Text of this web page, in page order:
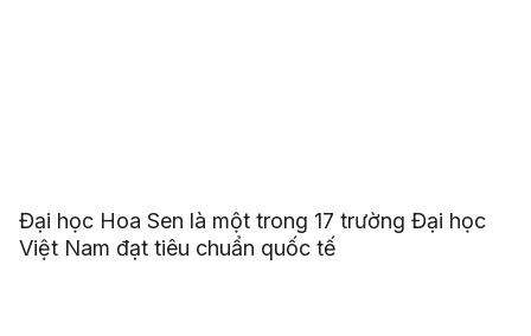
Đại học Hoa Sen là một trong 17 trường Đại học
Việt Nam đạt tiêu chuẩn quốc tế